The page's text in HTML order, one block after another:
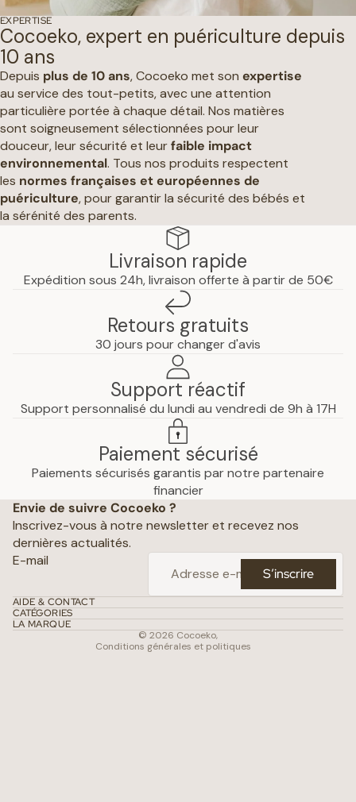
EXPERTISE
Cocoeko, expert en puériculture depuis
10 ans
Depuis plus de 10 ans, Cocoeko met son expertise
au service des tout-petits, avec une attention
particulière portée à chaque détail. Nos matières
sont soigneusement sélectionnées pour leur
douceur, leur sécurité et leurfaible impact
environnemental. Tous nos produits respectent
les normes françaises et européennes de
puériculture, pour garantir la sécurité des bébés et
la sérénité des parents.
Livraison rapide
Expédition sous 24h, livraison offerte à partir de 50€
Retours gratuits
30 jours pour changer d'avis
Support réactif
Support personnalisé du lundi au vendredi de 9h à 17H
Paiement sécurisé
Paiements sécurisés garantis par notre partenaire
financier
Envie de suivre Cocoeko ?
Inscrivez-vous à notre newsletter et recevez nos
dernières actualités.
E-mail
S’inscrire
AIDE & CONTACT
CATÉGORIES
LA MARQUE
© 2026 Cocoeko,
Conditions générales et politiques
Mentions légales
Conditions générales de vente
Coordonnées
Conditions d’utilisation